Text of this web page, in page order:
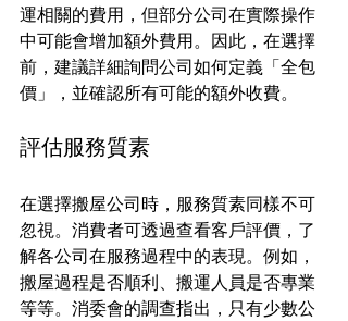
運相關的費用，但部分公司在實際操作
中可能會增加額外費用。因此，在選擇
前，建議詳細詢問公司如何定義「全包
價」，並確認所有可能的額外收費。
評估服務質素
在選擇搬屋公司時，服務質素同樣不可
忽視。消費者可透過查看客戶評價，了
解各公司在服務過程中的表現。例如，
搬屋過程是否順利、搬運人員是否專業
等等。消委會的調查指出，只有少數公